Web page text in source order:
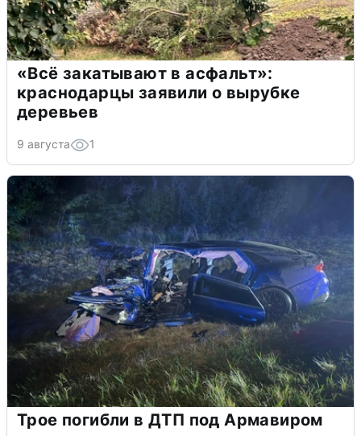
«Всё закатывают в асфальт»:
краснодарцы заявили о вырубке
деревьев
9 августа 1
Трое погибли в ДТП под Армавиром